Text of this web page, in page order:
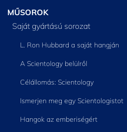
MŰSOROK
Saját gyártású sorozat
L. Ron Hubbard a saját hangján
A Scientology belülről
Célállomás: Scientology
Ismerjen meg egy Scientologistot
Hangok az emberiségért